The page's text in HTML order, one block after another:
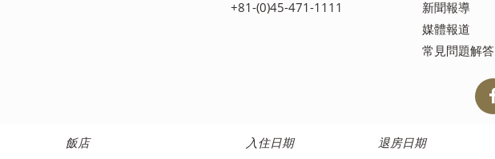
飯店 入住日期 退房日期
+81-(0)45-471-1111
新聞報導
媒體報道
常見問題解答